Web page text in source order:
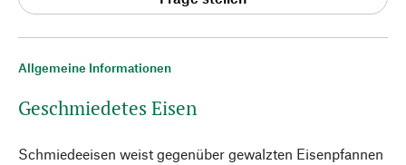
Allgemeine Informationen
Geschmiedetes Eisen
Schmiedeeisen weist gegenüber gewalzten Eisenpfannen